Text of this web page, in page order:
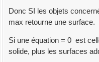
Donc SI les objets
max retourne une surface.
Si une équation = 0 est
solide, plus les surfaces